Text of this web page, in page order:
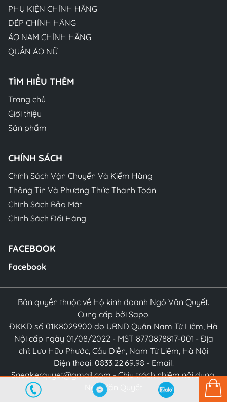
PHỤ KIỆN CHÍNH HÃNG
DÉP CHÍNH HÃNG
ÁO NAM CHÍNH HÃNG
QUẦN ÁO NỮ
TÌM HIỂU THÊM
Trang chủ
Giới thiệu
Sản phẩm
CHÍNH SÁCH
Chính Sách Vận Chuyển Và Kiểm Hàng
Thông Tin Và Phương Thức Thanh Toán
Chính Sách Bảo Mật
Chính Sách Đổi Hàng
FACEBOOK
Facebook
Bản quyền thuộc về Hộ kinh doanh Ngô Văn Quyết.
Cung cấp bởi Sapo.
ĐKKD số 01K8029900 do UBND Quận Nam Từ Liêm, Hà
Nội cấp ngày 01/08/2022 - MST 8770878817-001 - Địa
chỉ: Lưu Hữu Phước, Cầu Diễn, Nam Từ Liêm, Hà Nội
Điện thoại: 0833.22.69.98 - Email:
Sneakerquyet@gmail.com - Chịu trách nhiệm nội dung:
Ngô Văn Quyết